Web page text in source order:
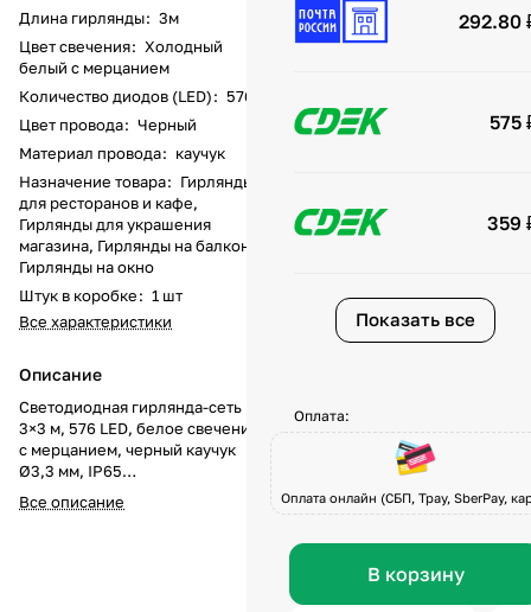
Длина гирлянды: 3м
Цвет свечения: Холодный
белый с мерцанием
Количество диодов (LED): 576
Цвет провода: Черный
Материал провода: каучук
Назначение товара: Гирлянды
для ресторанов и кафе,
Гирлянды для украшения
магазина, Гирлянды на балкон,
Гирлянды на окно
Штук в коробке: 1 шт
Все характеристики
Описание
Светодиодная гирлянда-сеть
3×3 м, 576 LED, белое свечение
с мерцанием, черный каучук
Ø3,3 мм, IP65
Гирлянда уличная сеть
размером 3×3 метра и 576 ярких
Все описание
292.80
575
359
Показать все
Оплата:
Оплата онлайн (СБП, Tpay, SberPay,
В корзину